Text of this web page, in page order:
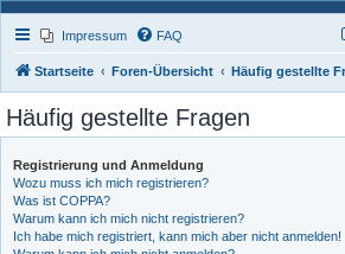
Impressum FAQ
Startseite Foren-Übersicht Häufig gestellte
Häufig gestellte Fragen
Registrierung und Anmeldung
Wozu muss ich mich registrieren?
Was ist COPPA?
Warum kann ich mich nicht registrieren?
Ich habe mich registriert, kann mich aber nicht anmelden!